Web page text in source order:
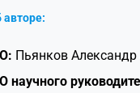
Пьянков Александр
научного